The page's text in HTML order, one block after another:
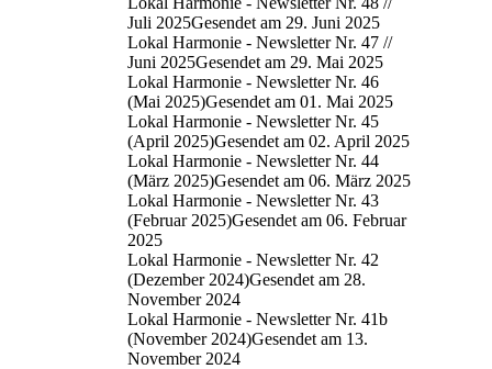
Juli 2025Gesendet am 29. Juni 2025
Lokal Harmonie - Newsletter Nr. 47 //
Juni 2025Gesendet am 29. Mai 2025
Lokal Harmonie - Newsletter Nr. 46
(Mai 2025)Gesendet am 01. Mai 2025
Lokal Harmonie - Newsletter Nr. 45
(April 2025)Gesendet am 02. April 2025
Lokal Harmonie - Newsletter Nr. 44
(März 2025)Gesendet am 06. März 2025
Lokal Harmonie - Newsletter Nr. 43
(Februar 2025)Gesendet am 06. Februar
2025
Lokal Harmonie - Newsletter Nr. 42
(Dezember 2024)Gesendet am 28.
November 2024
Lokal Harmonie - Newsletter Nr. 41b
(November 2024)Gesendet am 13.
November 2024